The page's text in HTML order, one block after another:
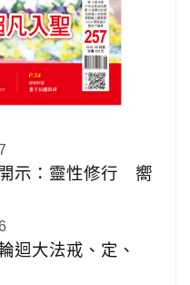
示：靈性修行 嚮
迴大法戒、定、